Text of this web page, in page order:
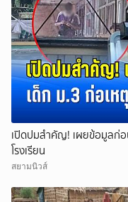
เปิดปมสำคัญ! เผยข้อมูลก่อ
โรงเรียน
สยามนิวส์